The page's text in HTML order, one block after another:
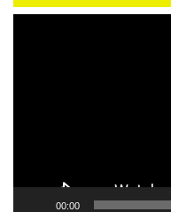
00:00